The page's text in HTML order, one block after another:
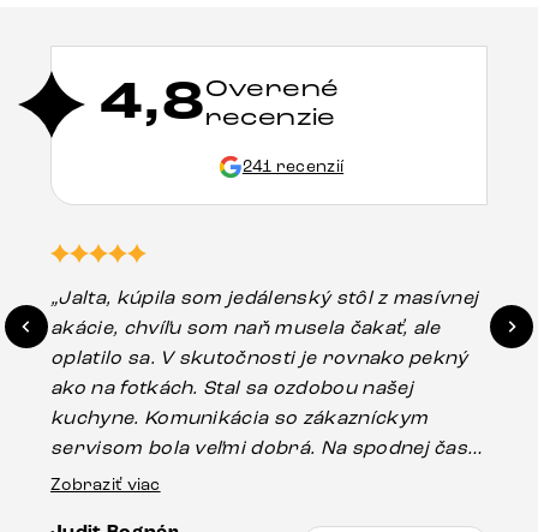
4,8Overené
recenzie
241 recenzií
„Jalta, kúpila som jedálenský stôl z masívnej
akácie, chvíľu som naň musela čakať, ale
oplatilo sa. V skutočnosti je rovnako pekný
ako na fotkách. Stal sa ozdobou našej
kuchyne. Komunikácia so zákazníckym
servisom bola veľmi dobrá. Na spodnej časti
stola bolo malé poškodenie, pravdepodobne
Zobraziť viac